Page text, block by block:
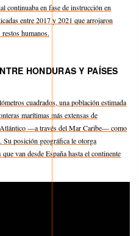
continuaba en fase de instrucción en
entre 2017 y 2021 que arrojaron
humanos.
HONDURAS Y PAÍSES
cuadrados, una población estimada
marítimas más extensas de
Atlántico —a través del Mar Caribe— como
Su posición geográfica le otorga
van desde España hasta el continente